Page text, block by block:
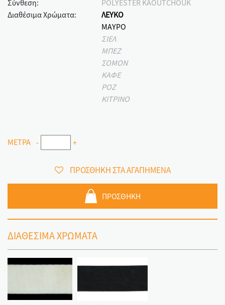
Σύνθεση:
POLYESTER KAOUTCHOUK
Διαθέσιμα Χρώματα:
ΛΕΥΚΟ
ΜΑΥΡΟ
ΣΙΕΛ
ΜΠΕΖ
ΣΟΜΟΝ
ΚΑΦΕ
ΡΟΖ
ΚΙΤΡΙΝΟ
ΜΕΤΡΑ - +
ΠΡΟΣΘΗΚΗ ΣΤΑ ΑΓΑΠΗΜΕΝΑ
ΠΡΟΣΘΗΚΗ
ΔΙΑΘΕΣΙΜΑ ΧΡΩΜΑΤΑ